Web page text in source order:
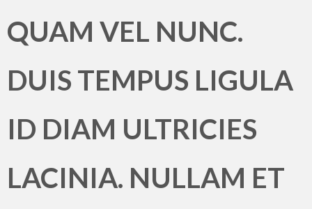
QUAM VEL NUNC.
DUIS TEMPUS LIGULA
ID DIAM ULTRICIES
LACINIA. NULLAM ET